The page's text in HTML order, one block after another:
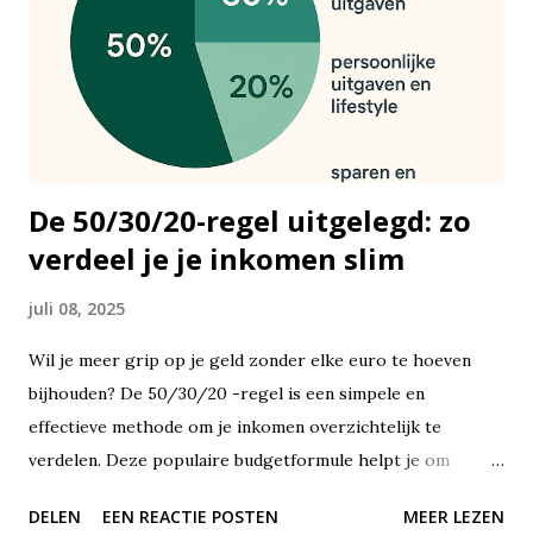
De 50/30/20-regel uitgelegd: zo
verdeel je je inkomen slim
juli 08, 2025
Wil je meer grip op je geld zonder elke euro te hoeven
bijhouden? De 50/30/20 -regel is een simpele en
effectieve methode om je inkomen overzichtelijk te
verdelen. Deze populaire budgetformule helpt je om
te ontzeggen of met ingewikkelde spreadsheets hoeft te
DELEN EEN REACTIE POSTEN MEER LEZEN